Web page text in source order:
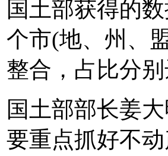
国土部获得的
个市(地、州、
整合，占比分
国土部部长姜
要重点抓好不